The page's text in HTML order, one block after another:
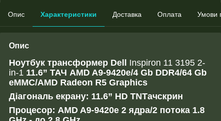
Опис Характеристики Доставка Оплата Умови
Опис
Ноутбук трансформер Dell Inspiron 11 3195 2-
in-1 11.6” ТАЧ AMD A9-9420e/4 Gb DDR4/64 Gb
eMMC/AMD Radeon R5 Graphics
Діагональ екрану: 11.6” HD TNТачскрин
Процесор: AMD A9-9420e 2 ядра/2 потока 1.8